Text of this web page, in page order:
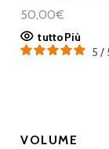
50,00€
tuttoPiù
5 /
VOLUME